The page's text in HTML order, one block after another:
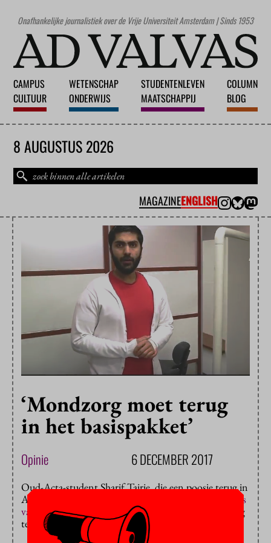
Onafhankelijke journalistiek over de Vrije Universiteit Amsterdam | Sinds 1953
CAMPUS
CULTUUR
WETENSCHAP
ONDERWIJS
STUDENTENLEVEN
MAATSCHAPPIJ
COLUMN
BLOG
8 AUGUSTUS 2026
MAGAZINEENGLISH
‘Mondzorg moet terug
in het basispakket’
Opinie 6 DECEMBER 2017
Oud-Acta-student Sharif Tairie, die een poosje terug in
Advalvas stond als de
eerste en enige daklozentandarts
van Amsterdam
petitiebegonnen om tandzorg
terug te krijgen in de basisverzekering.